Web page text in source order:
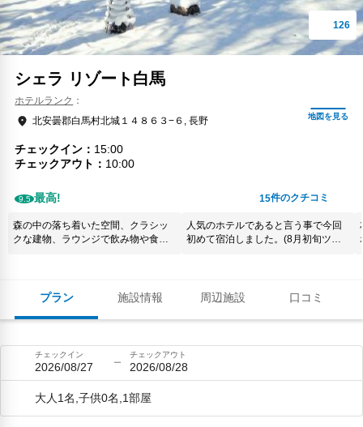
プラン 施設情報 周辺施設 口コミ
シェラ リゾート白馬
ホテルランク
北安曇郡白馬村北城１４８６３−６, 長野
チェックイン
15:00
チェックアウト
10:00
9.5 最高! 15件のクチコミ
森の中の落ち着いた空間、クラシッ
クな建物、ラウンジで飲み物や食べ
送迎バスを呼んだら来てくれる、朝
など全てにおいて素晴らしかったの
人気のホテルであると言う事で今回
初めて宿泊しました。(8月初旬ツイ
卵かけ御飯が無料で食べられ また、
なくオープンスタイルでとても気持
がもったいない気持ちにさせてくれ
ました^_^ お安く利用できお得感満載
チェックイン
2026/08/27
チェックアウト
2026/08/28
大人1名,子供0名,1部屋